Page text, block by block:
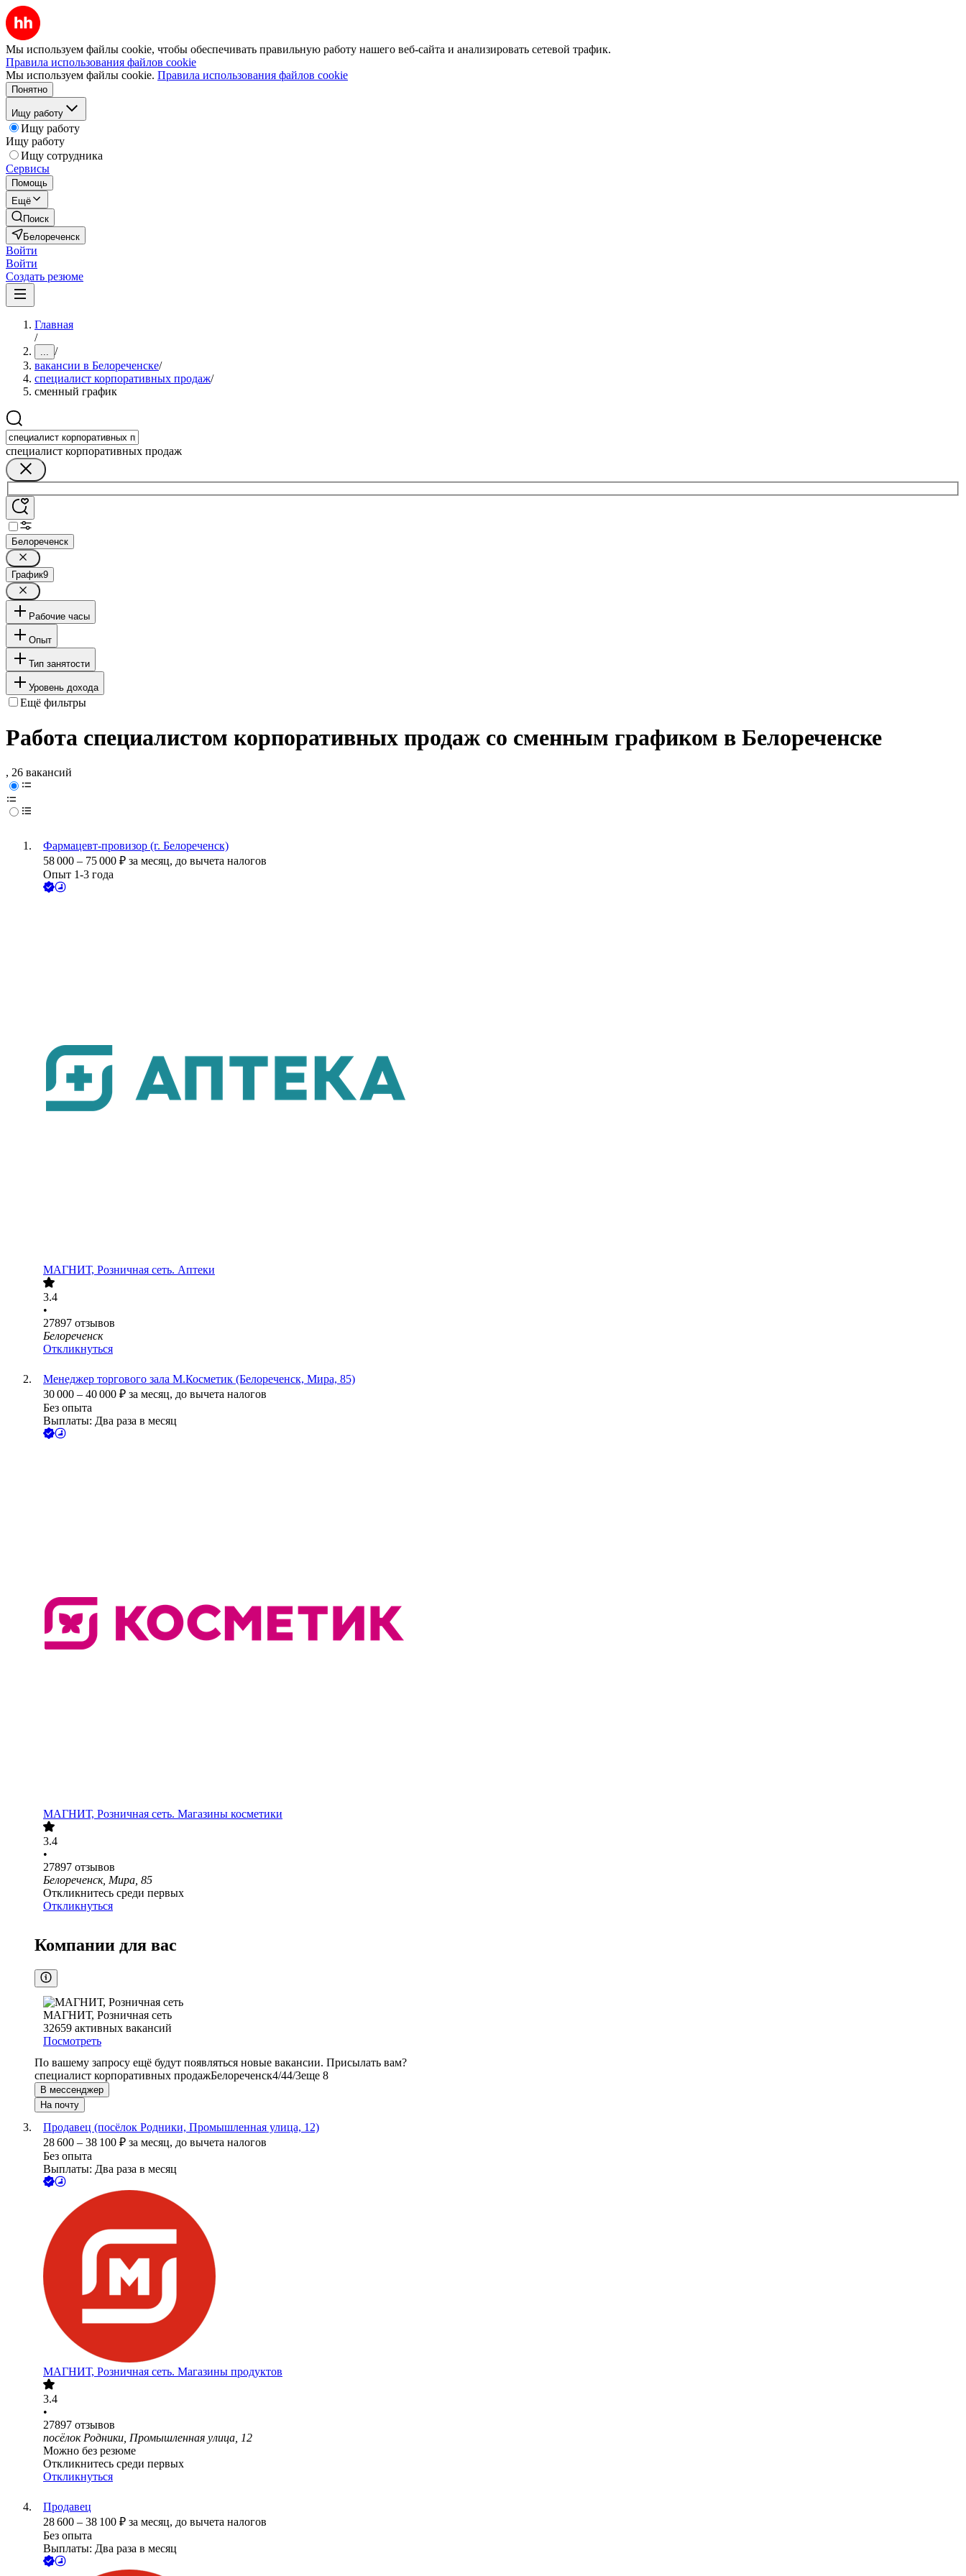
Мы используем файлы cookie, чтобы обеспечивать правильную работу нашего веб-сайта и анализировать сетевой трафик.
Правила использования файлов cookie
Мы используем файлы cookie. Правила использования файлов cookie
Понятно
Ищу работу
Ищу работу
Ищу работу
Ищу сотрудника
Сервисы
Помощь
Ещё
Поиск
Белореченск
Войти
Войти
Создать резюме
Главная
/
... /
вакансии в Белореченске/
специалист корпоративных продаж/
сменный график
специалист корпоративных продаж
Белореченск
График9
Рабочие часы
Опыт
Тип занятости
Уровень дохода
Ещё фильтры
Работа специалистом корпоративных продаж со сменным графиком в Белореченске
, 26 вакансий
Фармацевт-провизор (г. Белореченск)
58 000 – 75 000 ₽ за месяц, до вычета налогов
Опыт 1-3 года
МАГНИТ, Розничная сеть. Аптеки
3.4
•
27897 отзывов
Белореченск
Откликнуться
Менеджер торгового зала М.Косметик (Белореченск, Мира, 85)
30 000 – 40 000 ₽ за месяц, до вычета налогов
Без опыта
Выплаты: Два раза в месяц
МАГНИТ, Розничная сеть. Магазины косметики
3.4
•
27897 отзывов
Белореченск, Мира, 85
Откликнитесь среди первых
Откликнуться
Компании для вас
МАГНИТ, Розничная сеть
32659 активных вакансий
Посмотреть
По вашему запросу ещё будут появляться новые вакансии. Присылать вам?
специалист корпоративных продажБелореченск4/44/3еще 8
В мессенджер
На почту
Продавец (посёлок Родники, Промышленная улица, 12)
28 600 – 38 100 ₽ за месяц, до вычета налогов
Без опыта
Выплаты: Два раза в месяц
МАГНИТ, Розничная сеть. Магазины продуктов
3.4
•
27897 отзывов
посёлок Родники, Промышленная улица, 12
Можно без резюме
Откликнитесь среди первых
Откликнуться
Продавец
28 600 – 38 100 ₽ за месяц, до вычета налогов
Без опыта
Выплаты: Два раза в месяц